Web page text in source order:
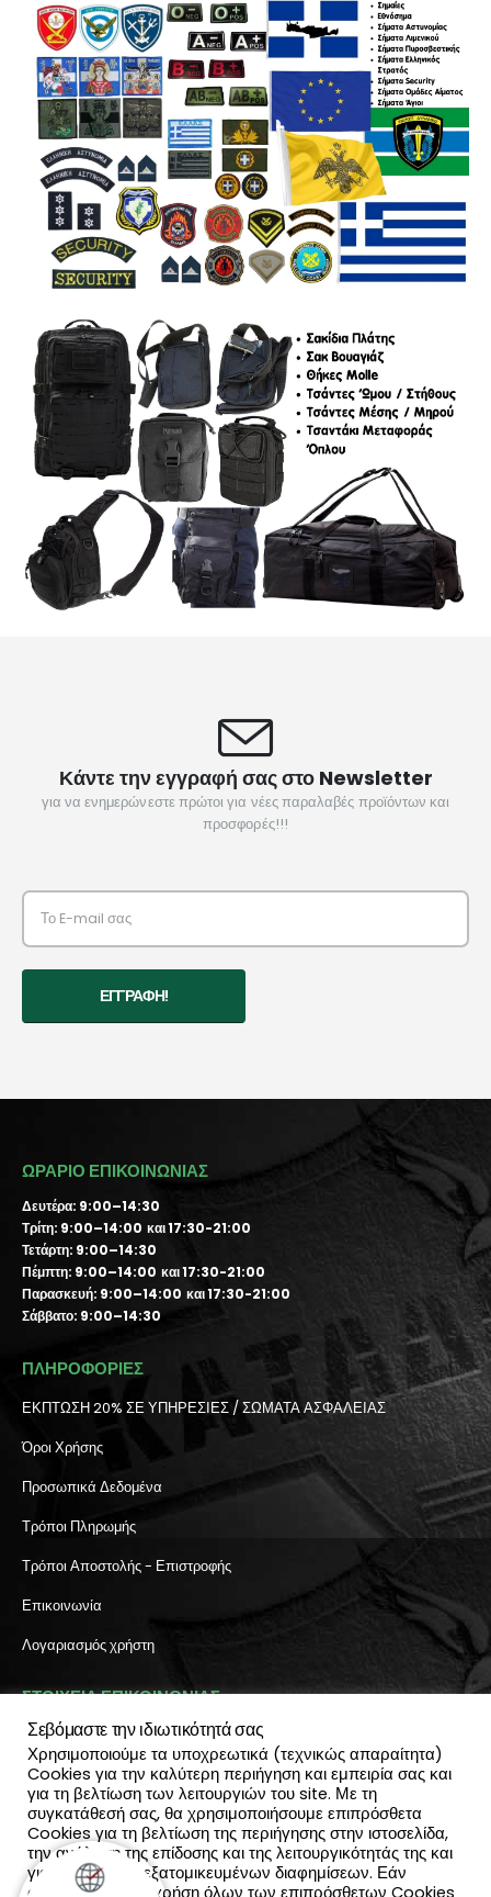
Κάντε την εγγραφή σας στο Newsletter
για να ενημερώνεστε πρώτοι για νέες παραλαβές προϊόντων και
προσφορές!!!
ΩΡΑΡΙΟ ΕΠΙΚΟΙΝΩΝΙΑΣ
Δευτέρα: 9:00–14:30
Τρίτη: 9:00–14:00 και 17:30-21:00
Τετάρτη: 9:00–14:30
Πέμπτη: 9:00–14:00 και 17:30-21:00
Παρασκευή: 9:00–14:00 και 17:30-21:00
Σάββατο: 9:00–14:30
ΠΛΗΡΟΦΟΡΙΕΣ
ΕΚΠΤΩΣΗ 20% ΣΕ ΥΠΗΡΕΣΙΕΣ / ΣΩΜΑΤΑ ΑΣΦΑΛΕΙΑΣ
Όροι Χρήσης
Προσωπικά Δεδομένα
Τρόποι Πληρωμής
Τρόποι Αποστολής - Επιστροφής
Επικοινωνία
Λογαριασμός χρήστη
ΣΤΟΙΧΕΙΑ ΕΠΙΚΟΙΝΩΝΙΑΣ
Διεύθυνση:
Πύλη Ιησού 6, Ηράκλειο Κρήτης
ΤΗΛΕΦΩΝΟ:
2810 300 657, 2810 390 668
(Viber & Watsapp): 6940812064
EMAIL:
info@katadromeasclub.gr
Σεβόμαστε την ιδιωτικότητά σας
Χρησιμοποιούμε τα υποχρεωτικά (τεχνικώς απαραίτητα)
Cookies για την καλύτερη περιήγηση και εμπειρία σας και
για τη βελτίωση των λειτουργιών του site. Με τη
συγκατάθεσή σας, θα χρησιμοποιήσουμε επιπρόσθετα
Cookies για τη βελτίωση της περιήγησης στην ιστοσελίδα,
την ανάλυση της επίδοσης και της λειτουργικότητάς της και
για την παροχή εξατομικευμένων διαφημίσεων. Εάν
συμφωνείς με τη χρήση όλων των επιπρόσθετων Cookies